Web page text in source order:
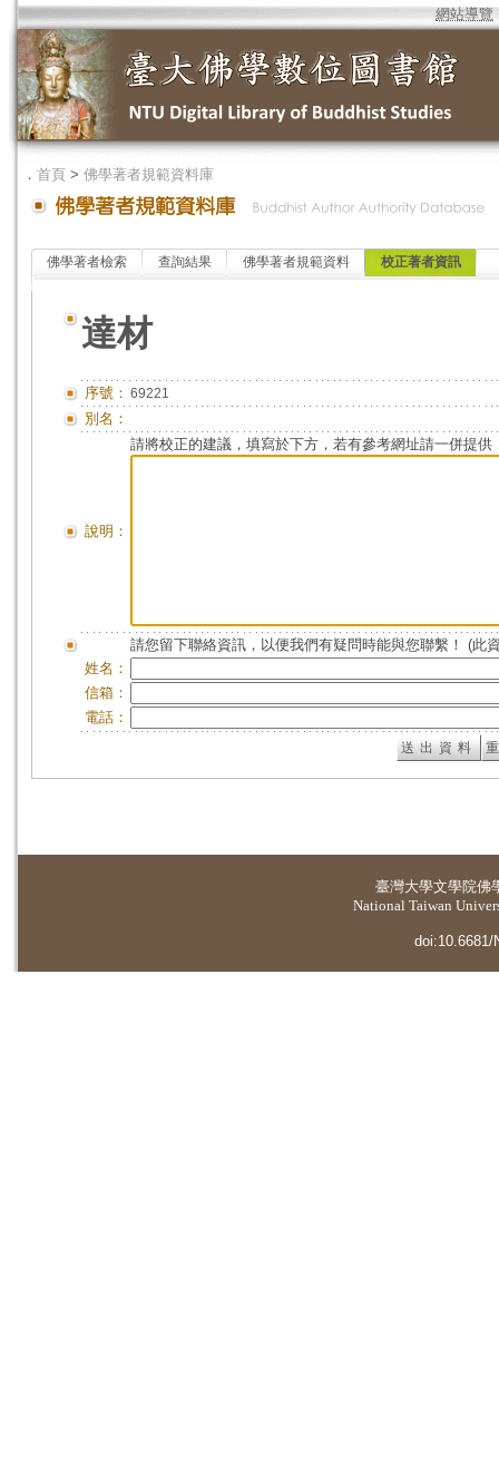
網站導覽
． 首頁 > 佛學著者規範資料庫
佛學著者檢索 查詢結果 佛學著者規範資料 校正著者資訊
達材
序號： 69221
別名：
說明：
請將校正的建議，填寫於下方，若有參考網址請一併提供
請您留下聯絡資訊，以便我們有疑問時能與您聯繫！ (此
姓名：
信箱：
電話：
臺灣大學文學院佛
National Taiwan
doi:10.6681/